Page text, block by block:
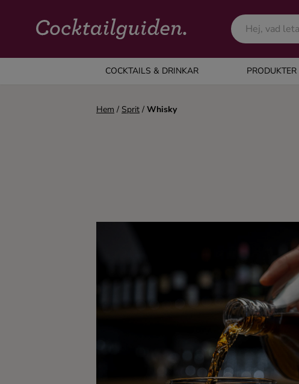
COCKTAILS & DRINKAR PRODUKTER
COCKTAILS & DRINKAR
Alla cocktails & drinkar
Hem / Sprit / Whisky